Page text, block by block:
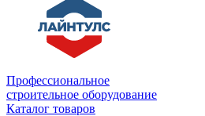
Профессиональное
строительное оборудование
Каталог товаров